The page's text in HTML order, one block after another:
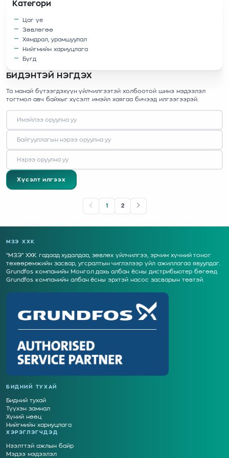
Категори
Цаг үе
Зөвлөгөө
Хямдрал, урамшуулал
Нийгмийн хариуцлага
Бүгд
БИДЭНТЭЙ НЭГДЭХ
Та манай бүтээгдэхүүн үйлчилгээтэй холбоотой шинэ мэдээлэл
тогтмол авч байхыг хүсэлт имэйл хаягаа бичээд илгээгээрэй.
Хүсэлт илгээх
1 2
МЗЭ ХХК
“МЗЭ” ХХК гадаад худалдаа, зөвлөх үйлчилгээ, эрчим хүчний тоног
төхөөрөмжийн засвар, угсралтын чиглэлээр үйл ажиллагаа явуулдаг.
Grundfos компанийн Монгол дахь албан ёсны дистрибьютер бөгөөд
Grundfos компанийн албан ёсны эрхтэй насос засварын төвтэй.
БИДНИЙ ТУХАЙ
Бидний тухай
Түүхэн замнал
Хүний нөөц
Нийгмийн хариуцлага
ХЭРЭГЛЭГЧДЭД
Нээлттэй ажлын байр
Мэдээ мэдээлэл